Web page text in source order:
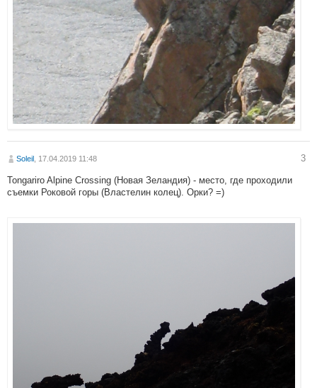
Soleil , 17.04.2019 11:48 3
Tongariro Alpine Crossing (Новая Зеландия) - место, где проходили
съемки Роковой горы (Властелин колец). Орки? =)